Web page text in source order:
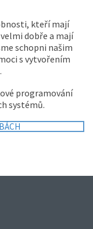
kteří mají
dobře a mají
schopni našim
s vytvořením
programování
systémů.